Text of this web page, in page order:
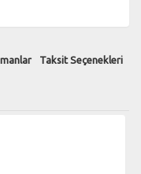
Taksit Seçenekleri